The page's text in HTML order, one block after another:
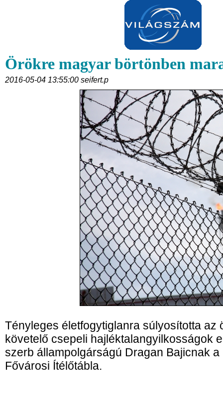
Örökre magyar börtönben
2016-05-04 13:55:00 seifert.p
Tényleges életfogytiglanra súlyosította az
követelő csepeli hajléktalangyilkosságok
szerb állampolgárságú Dragan Bajicnak
Fővárosi Ítélőtábla.